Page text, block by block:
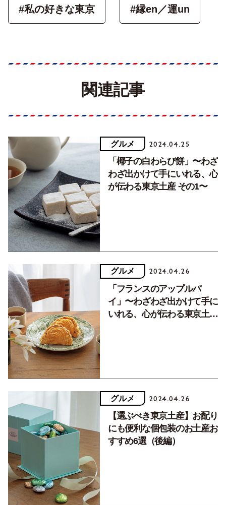
#私の好きな東京 #縁en／運un
関連記事
グルメ 2024.04.25
「椰子の白わらび餅」〜わざ
わざ出かけて手にいれる、心
が伝わる東京土産 その1〜
グルメ 2024.04.26
「フランスのアップルパ
イ」〜わざわざ出かけて手に
いれる、心が伝わる東京土産
グルメ 2024.04.26
【選ぶべき東京土産】お配り
にも便利な個包装のお土産お
すすめ6選（後編）